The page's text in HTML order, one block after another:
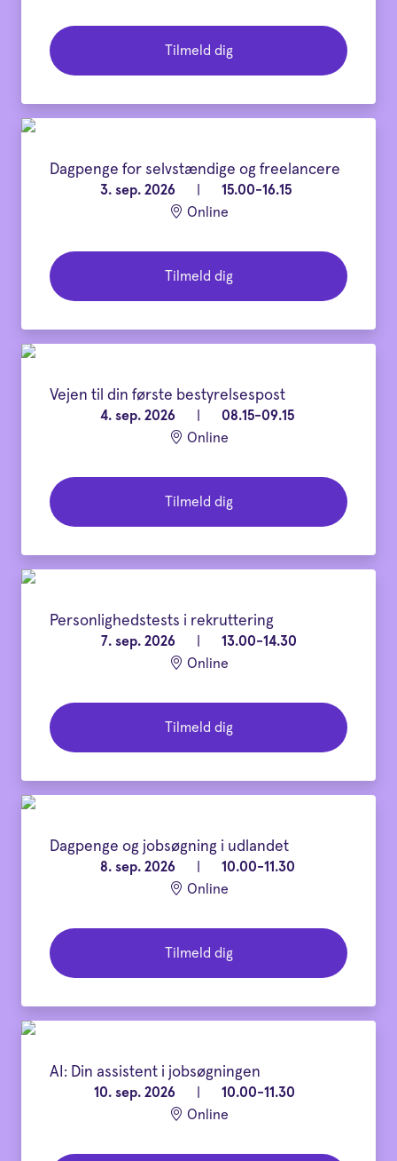
Tilmeld dig
Dagpenge for selvstændige og freelancere
3. sep. 2026
15.00-16.15
Online
Tilmeld dig
Vejen til din første bestyrelsespost
4. sep. 2026
08.15-09.15
Online
Tilmeld dig
Personlighedstests i rekruttering
7. sep. 2026
13.00-14.30
Online
Tilmeld dig
Dagpenge og jobsøgning i udlandet
8. sep. 2026
10.00-11.30
Online
Tilmeld dig
AI: Din assistent i jobsøgningen
10. sep. 2026
10.00-11.30
Online